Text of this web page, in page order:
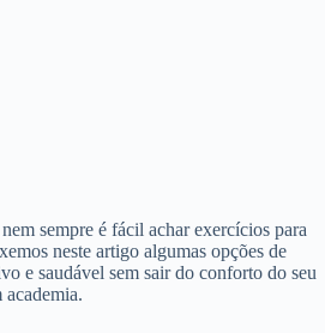
sempre é fácil achar exercícios para
neste artigo algumas opções de
e saudável sem sair do conforto do seu
academia.